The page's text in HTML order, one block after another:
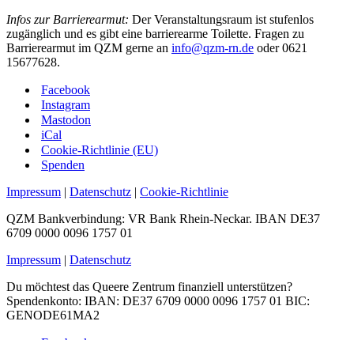
Infos zur Barrierearmut: Der Veranstaltungsraum ist stufenlos
zugänglich und es gibt eine barrierearme Toilette. Fragen zu
Barrierearmut im QZM gerne an info@qzm-rn.de oder 0621
15677628.
Facebook
Instagram
Mastodon
iCal
Cookie-Richtlinie (EU)
Spenden
Impressum | Datenschutz | Cookie-Richtlinie
QZM Bankverbindung: VR Bank Rhein-Neckar. IBAN DE37
6709 0000 0096 1757 01
Impressum | Datenschutz
Du möchtest das Queere Zentrum finanziell unterstützen?
Spendenkonto: IBAN: DE37 6709 0000 0096 1757 01 BIC:
GENODE61MA2